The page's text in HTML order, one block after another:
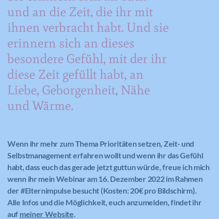
und an die Zeit, die ihr mit
ihnen verbracht habt. Und sie
erinnern sich an dieses
besondere Gefühl, mit der ihr
diese Zeit gefüllt habt, an
Liebe, Geborgenheit, Nähe
und Wärme.
Wenn ihr mehr zum Thema Prioritäten setzen, Zeit- und
Selbstmanagement erfahren wollt und wenn ihr das Gefühl
habt, dass euch das gerade jetzt guttun würde, freue ich mich
wenn ihr mein Webinar am 16. Dezember 2022 im Rahmen
der #Elternimpulse besucht (Kosten: 20€ pro Bildschirm).
Alle Infos und die Möglichkeit, euch anzumelden, findet ihr
auf meiner Website.
Anbieter Meine Familie
1 Jahr
Zweck
Dieses Cookie wird verwendet, um Ihre
Cookie-Einstellungen für diese Website
zu speichern.
Anbieter Google Analytics
Laufzeit 1 Minute
Zweck
Wird von Google Analytics verwendet,
um die Anforderungsrate
einzuschränken.
Anbieter Google Analytics
Laufzeit
Zweck
Registriert eine eindeutige ID, die
verwendet wird, um statistische Daten
dazu, wie der Besucher die Website
nutzt, zu generieren.
Anbieter Google Maps
Laufzeit 6 Monate
Zweck
Wird zum Entsperren von Google Maps
Inhalten verwendet.
Name GPS
1 Tag
Zweck
Registriert eine eindeutige ID auf
mobilen Geräten, um Tracking
basierend auf dem geografischen GPS-
Standort zu ermöglichen.